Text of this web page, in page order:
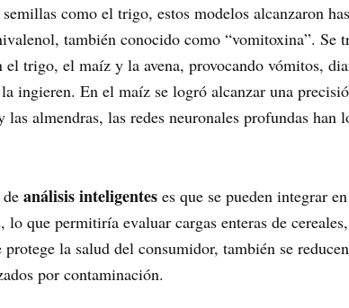
como el trigo, estos modelos alcanzaron
también conocido como “vomitoxina”.
el trigo, el maíz y la avena, provocando vómitos,
ingieren. En el maíz se logró alcanzar una
las almendras, las redes neuronales profundas
análisis inteligentes es que se pueden integrar
que permitiría evaluar cargas enteras de
la salud del consumidor, también se
por contaminación.